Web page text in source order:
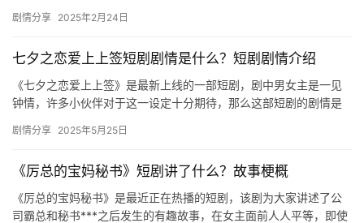
吧！ …
剧情分享 2025年2月24日
七夕之恋爱上上签短剧剧情是什么？短剧剧情介绍
《七夕之恋爱上上签》是最新上线的一部短剧，剧中男女主是一见
钟情，许多小伙伴对于这一设定十分期待，那么这部短剧的剧情是
视…
剧情分享 2025年5月25日
《厉总的宝妈秘书》短剧讲了什么？故事梗概
《厉总的宝妈秘书》是最近正在热播的短剧，该剧为大家讲述了公
司霸总和秘书***之后发生的有趣故事，在女主面前人人平等，即使